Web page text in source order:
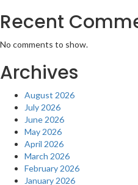
Recent
No comments to show.
Archives
August 2026
July 2026
June 2026
May 2026
April 2026
March 2026
February 2026
January 2026